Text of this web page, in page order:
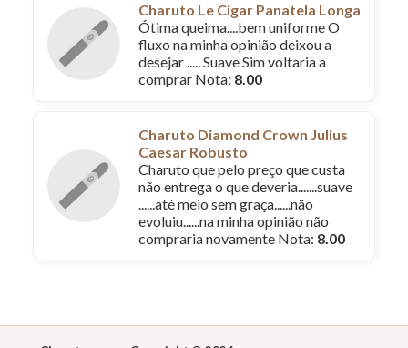
Charuto Le Cigar Panatela Longa
Ótima queima....bem uniforme O
fluxo na minha opinião deixou a
desejar ..... Suave Sim voltaria a
comprar Nota: 8.00
Charuto Diamond Crown Julius
Caesar Robusto
Charuto que pelo preço que custa
não entrega o que deveria.......suave
......até meio sem graça......não
evoluiu......na minha opinião não
compraria novamente Nota: 8.00